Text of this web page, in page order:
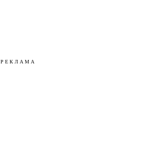
Р Е К Л А М А